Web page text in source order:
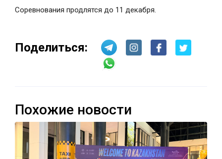
Соревнования продлятся до 11 декабря.
Поделиться:
Похожие новости